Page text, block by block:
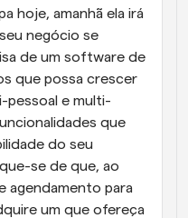
hoje, amanhã ela irá
negócio se
de um software de
que possa crescer
pessoal e multi-
que
do seu
se de que, ao
agendamento para
um que ofereça